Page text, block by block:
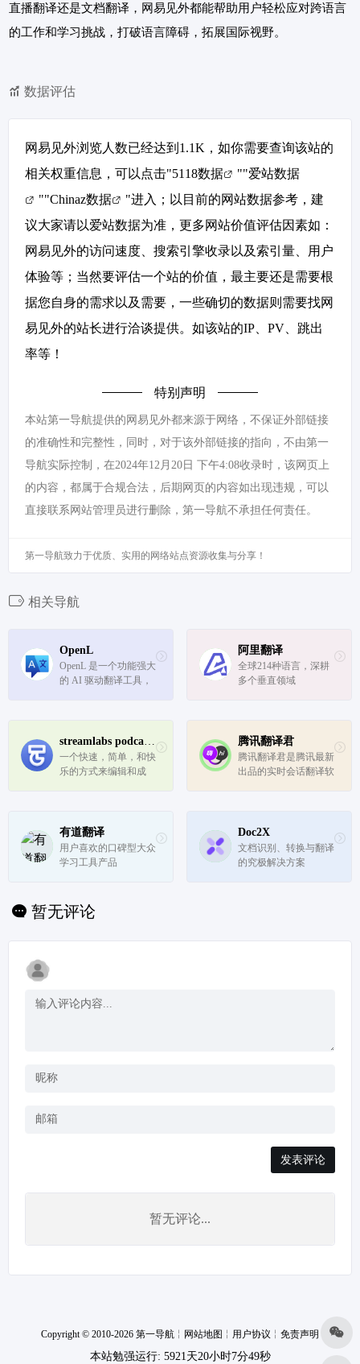
直播翻译还是文档翻译，网易见外都能帮助用户轻松应对跨语言
的工作和学习挑战，打破语言障碍，拓展国际视野。
数据评估
网易见外浏览人数已经达到1.1K，如你需要查询该站的
相关权重信息，可以点击"5118数据 ""爱站数据
""Chinaz数据
"进入；以目前的网站数据参考，建
议大家请以爱站数据为准，更多网站价值评估因素如：
网易见外的访问速度、搜索引擎收录以及索引量、用户
体验等；当然要评估一个站的价值，最主要还是需要根
据您自身的需求以及需要，一些确切的数据则需要找网
易见外的站长进行洽谈提供。如该站的IP、PV、跳出
率等！
特别声明
本站第一导航提供的网易见外都来源于网络，不保证外部链接
的准确性和完整性，同时，对于该外部链接的指向，不由第一
导航实际控制，在2024年12月20日 下午4:08收录时，该网页上
的内容，都属于合规合法，后期网页的内容如出现违规，可以
直接联系网站管理员进行删除，第一导航不承担任何责任。
第一导航致力于优质、实用的网络站点资源收集与分享！
相关导航
OpenL
OpenL 是一个功能强大
的 AI 驱动翻译工具，
阿里翻译
全球214种语言，深耕
多个垂直领域
一个快速，简单，和快
乐的方式来编辑和成
腾讯翻译君
腾讯翻译君是腾讯最新
出品的实时会话翻译软
费等特点。非常适用于
境外旅游、对外交流、
口语练习等情境,让你
有道翻译
用户喜欢的口碑型大众
学习工具产品
Doc2X
文档识别、转换与翻译
的究极解决方案
暂无评论
发表评论
暂无评论...
Copyright © 2010-2026 第一导航 ╎ 网站地图 ╎ 用户协议 ╎ 免责声明
本站勉强运行: 5921天20小时7分49秒